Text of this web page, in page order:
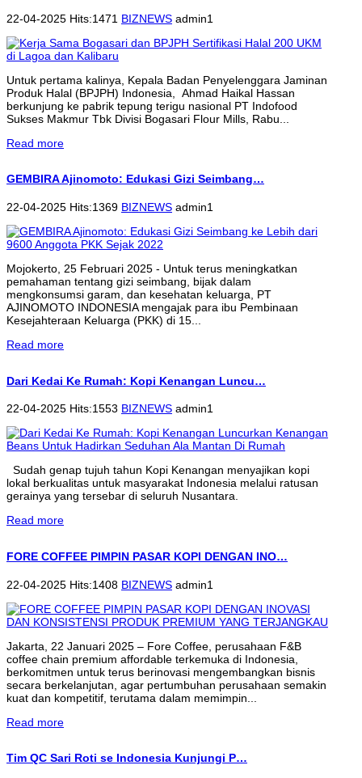
22-04-2025 Hits:1471 BIZNEWS admin1
Untuk pertama kalinya, Kepala Badan Penyelenggara Jaminan
Produk Halal (BPJPH) Indonesia, Ahmad Haikal Hassan
berkunjung ke pabrik tepung terigu nasional PT Indofood
Sukses Makmur Tbk Divisi Bogasari Flour Mills, Rabu...
Read more
GEMBIRA Ajinomoto: Edukasi Gizi Seimbang…
22-04-2025 Hits:1369 BIZNEWS admin1
Mojokerto, 25 Februari 2025 - Untuk terus meningkatkan
pemahaman tentang gizi seimbang, bijak dalam
mengkonsumsi garam, dan kesehatan keluarga, PT
AJINOMOTO INDONESIA mengajak para ibu Pembinaan
Kesejahteraan Keluarga (PKK) di 15...
Read more
Dari Kedai Ke Rumah: Kopi Kenangan Luncu…
22-04-2025 Hits:1553 BIZNEWS admin1
Sudah genap tujuh tahun Kopi Kenangan menyajikan kopi
lokal berkualitas untuk masyarakat Indonesia melalui ratusan
gerainya yang tersebar di seluruh Nusantara.
Read more
FORE COFFEE PIMPIN PASAR KOPI DENGAN INO…
22-04-2025 Hits:1408 BIZNEWS admin1
Jakarta, 22 Januari 2025 – Fore Coffee, perusahaan F&B
coffee chain premium affordable terkemuka di Indonesia,
berkomitmen untuk terus berinovasi mengembangkan bisnis
secara berkelanjutan, agar pertumbuhan perusahaan semakin
kuat dan kompetitif, terutama dalam memimpin...
Read more
Tim QC Sari Roti se Indonesia Kunjungi P…